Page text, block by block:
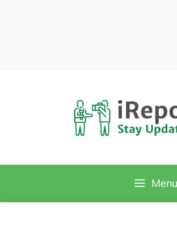
Menu